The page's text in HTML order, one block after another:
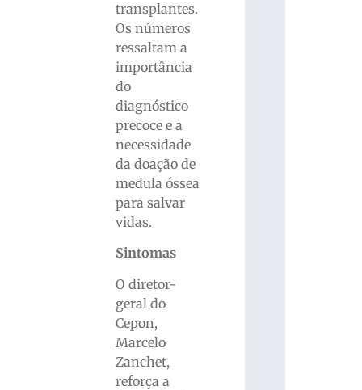
transplantes.
Os números
ressaltam a
importância
do
diagnóstico
precoce e a
necessidade
da doação de
medula óssea
para salvar
vidas.
Sintomas
O diretor-
geral do
Cepon,
Marcelo
Zanchet,
reforça a